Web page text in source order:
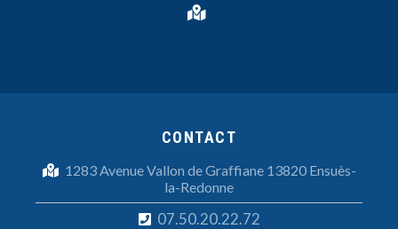
CONTACT
1283 Avenue Vallon de Graffiane 13820 Ensuès-
la-Redonne
07.50.20.22.72